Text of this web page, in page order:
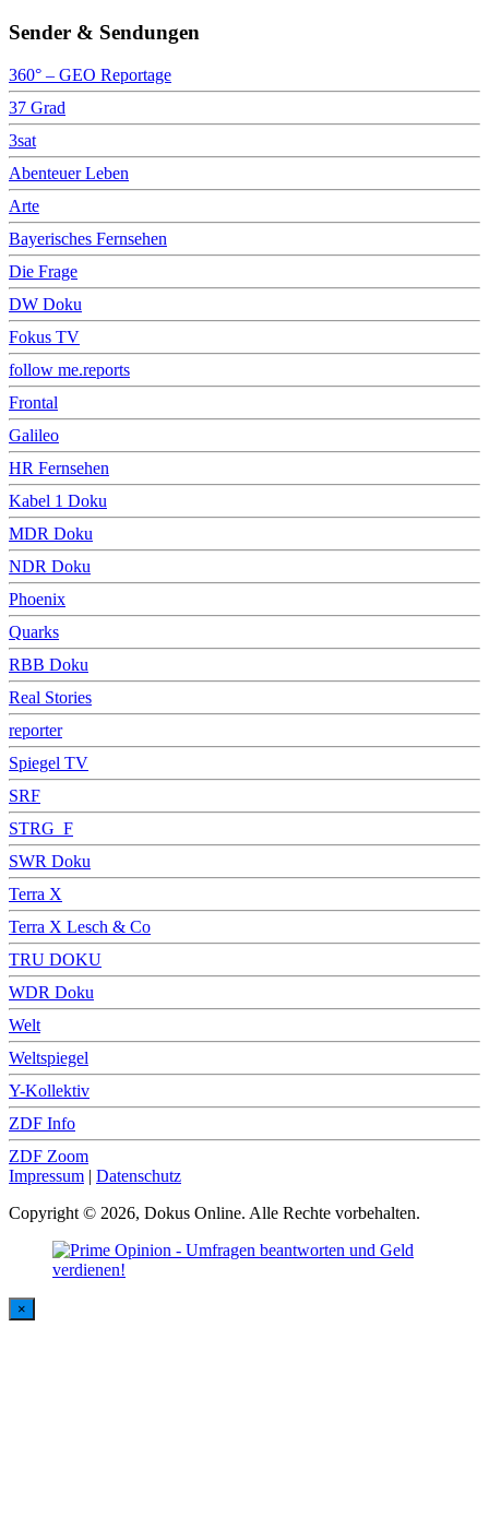
Sender & Sendungen
360° – GEO Reportage
37 Grad
3sat
Abenteuer Leben
Arte
Bayerisches Fernsehen
Die Frage
DW Doku
Fokus TV
follow me.reports
Frontal
Galileo
HR Fernsehen
Kabel 1 Doku
MDR Doku
NDR Doku
Phoenix
Quarks
RBB Doku
Real Stories
reporter
Spiegel TV
SRF
STRG_F
SWR Doku
Terra X
Terra X Lesch & Co
TRU DOKU
WDR Doku
Welt
Weltspiegel
Y-Kollektiv
ZDF Info
ZDF Zoom
Impressum | Datenschutz
Copyright © 2026, Dokus Online. Alle Rechte vorbehalten.
×